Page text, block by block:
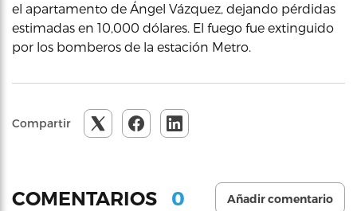
el apartamento de Ángel Vázquez, dejando pérdidas
estimadas en 10,000 dólares. El fuego fue extinguido
por los bomberos de la estación Metro.
Compartir
COMENTARIOS 0 Añadir comentario